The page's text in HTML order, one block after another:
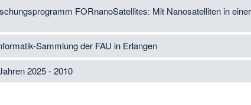
FORnanoSatellites: Mit Nanosatelliten in
Sammlung der FAU in Erlangen
2025 - 2010